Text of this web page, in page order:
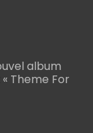
album
Theme For